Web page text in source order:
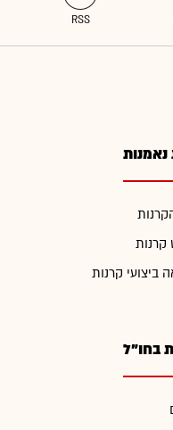
נאמנות
קרנות
ביצועי קרנות
בחו"ל